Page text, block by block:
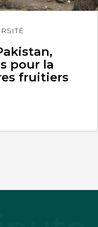
pour la
fruitiers